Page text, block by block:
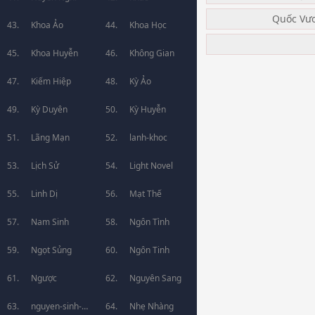
Khoa Ảo Khoa Học
Khoa Huyễn Không Gian
Kiếm Hiệp Kỳ Ảo
Kỳ Duyên Kỳ Huyễn
Lãng Mạn lanh-khoc
Lịch Sử Light Novel
Linh Dị Mạt Thế
Nam Sinh Ngôn Tình
Ngọt Sủng Ngôn Tinh
Ngược Nguyên Sang
nguyen-sinh- Nhẹ Nhàng
Quốc